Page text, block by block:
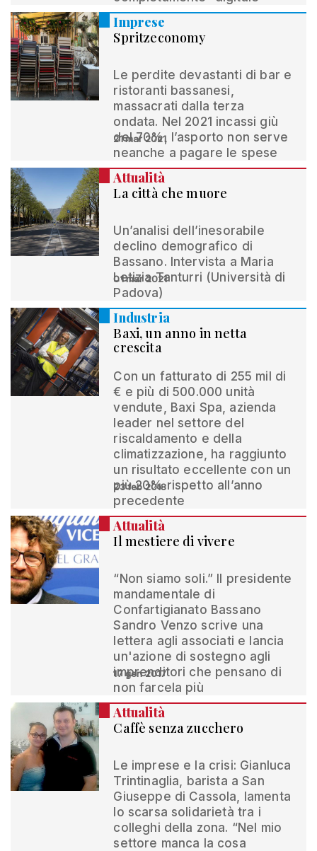
Imprese
Spritzeconomy
Le perdite devastanti di bar e
ristoranti bassanesi,
massacrati dalla terza
ondata. Nel 2021 incassi giù
del 70%, l’asporto non serve
neanche a pagare le spese
21 mar 2021
Attualità
La città che muore
Un’analisi dell’inesorabile
declino demografico di
Bassano. Intervista a Maria
Letizia Tanturri (Università di
Padova)
01 mar 2021
Industria
Baxi, un anno in netta
crescita
Con un fatturato di 255 mil di
€ e più di 500.000 unità
vendute, Baxi Spa, azienda
leader nel settore del
riscaldamento e della
climatizzazione, ha raggiunto
un risultato eccellente con un
più 20% rispetto all’anno
precedente
23 feb 2018
Attualità
Il mestiere di vivere
“Non siamo soli.” Il presidente
mandamentale di
Confartigianato Bassano
Sandro Venzo scrive una
lettera agli associati e lancia
un'azione di sostegno agli
imprenditori che pensano di
non farcela più
17 gen 2017
Attualità
Caffè senza zucchero
Le imprese e la crisi: Gianluca
Trintinaglia, barista a San
Giuseppe di Cassola, lamenta
lo scarsa solidarietà tra i
colleghi della zona. “Nel mio
settore manca la cosa